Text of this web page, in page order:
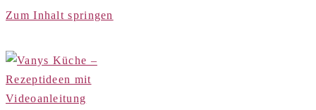
Zum Inhalt springen